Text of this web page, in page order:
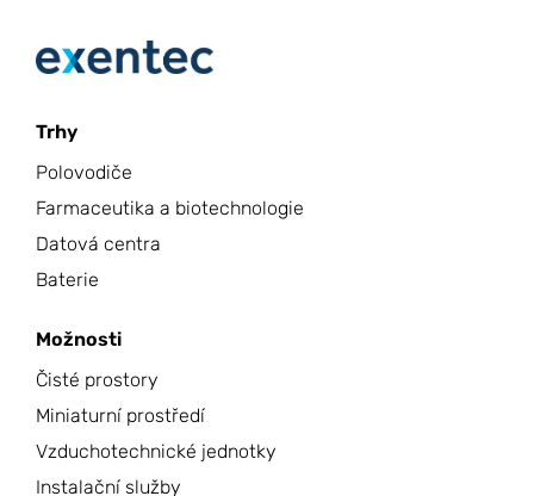
Trhy
Polovodiče
Farmaceutika a biotechnologie
Datová centra
Baterie
Možnosti
Čisté prostory
Miniaturní prostředí
Vzduchotechnické jednotky
Instalační služby